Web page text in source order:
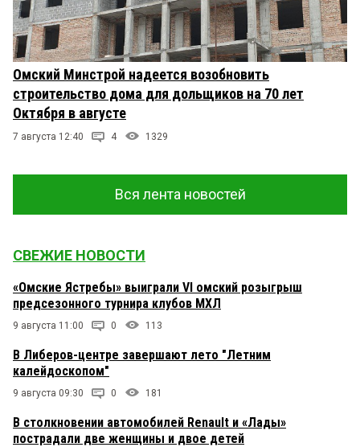
Омский Минстрой надеется возобновить
строительство дома для дольщиков на 70 лет
Октября в августе
7 августа 12:40 4 1329
Вся лента новостей
СВЕЖИЕ НОВОСТИ
«Омские Ястребы» выиграли VI омский розыгрыш
предсезонного турнира клубов МХЛ
9 августа 11:00 0 113
В Либеров-центре завершают лето "Летним
калейдоскопом"
9 августа 09:30 0 181
В столкновении автомобилей Renault и «Лады»
пострадали две женщины и двое детей